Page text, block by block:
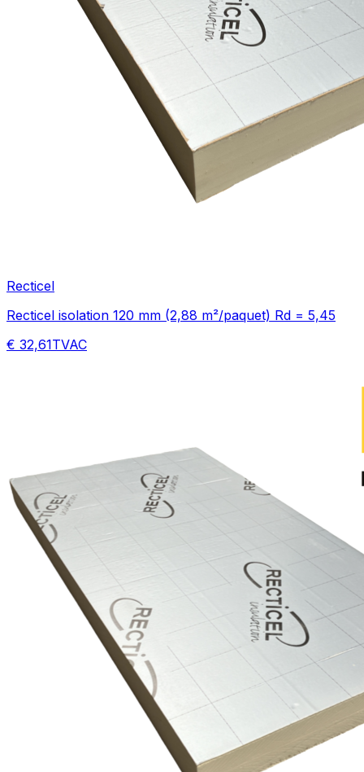
Recticel
Recticel isolation 120 mm (2,88 m²/paquet) Rd = 5,45
€ 32,61TVAC